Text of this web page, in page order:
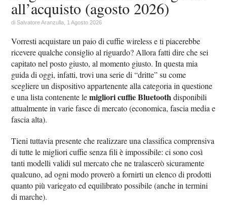
all’acquisto (agosto 2026)
diSalvatore Aranzulla , 1 Agosto 2026
Vorresti acquistare un paio di cuffie wireless e ti piacerebbe
ricevere qualche consiglio al riguardo? Allora fatti dire che sei
capitato nel posto giusto, al momento giusto. In questa mia
guida di oggi, infatti, trovi una serie di “dritte” su come
scegliere un dispositivo appartenente alla categoria in questione
e una lista contenente lemigliori cuffie Bluetoothdisponibili
attualmente in varie fasce di mercato (economica, fascia media e
fascia alta).
Tieni tuttavia presente che realizzare una classifica comprensiva
di tutte le migliori cuffie senza fili è impossibile: ci sono così
tanti modelli validi sul mercato che ne tralascerò sicuramente
qualcuno, ad ogni modo proverò a fornirti un elenco di prodotti
quanto più variegato ed equilibrato possibile (anche in termini
di marche).